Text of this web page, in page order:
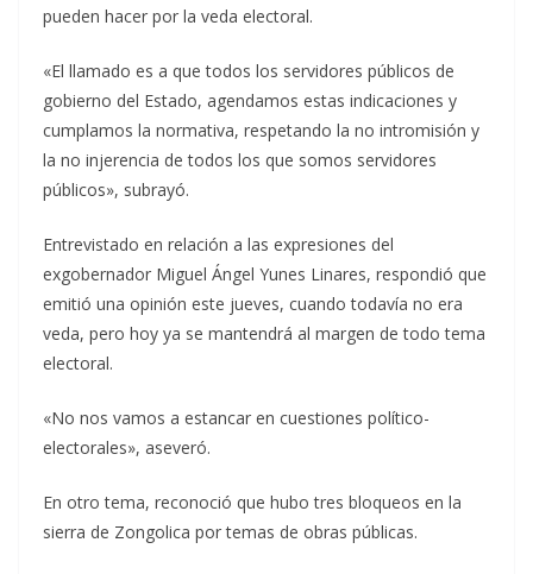
pueden hacer por la veda electoral.
«El llamado es a que todos los servidores públicos de
gobierno del Estado, agendamos estas indicaciones y
cumplamos la normativa, respetando la no intromisión y
la no injerencia de todos los que somos servidores
públicos», subrayó.
Entrevistado en relación a las expresiones del
exgobernador Miguel Ángel Yunes Linares, respondió que
emitió una opinión este jueves, cuando todavía no era
veda, pero hoy ya se mantendrá al margen de todo tema
electoral.
«No nos vamos a estancar en cuestiones político-
electorales», aseveró.
En otro tema, reconoció que hubo tres bloqueos en la
sierra de Zongolica por temas de obras públicas.